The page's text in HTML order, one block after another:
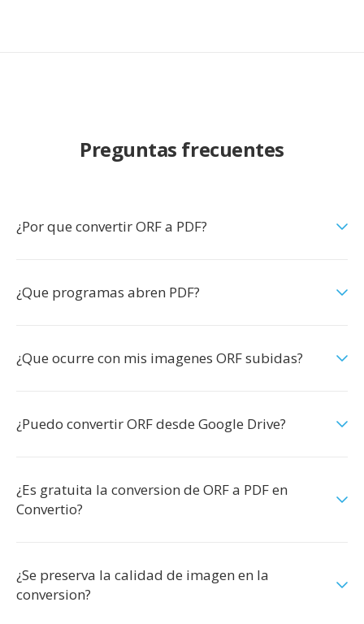
Preguntas frecuentes
¿Por que convertir ORF a PDF?
¿Que programas abren PDF?
¿Que ocurre con mis imagenes ORF subidas?
¿Puedo convertir ORF desde Google Drive?
¿Es gratuita la conversion de ORF a PDF en
Convertio?
¿Se preserva la calidad de imagen en la
conversion?